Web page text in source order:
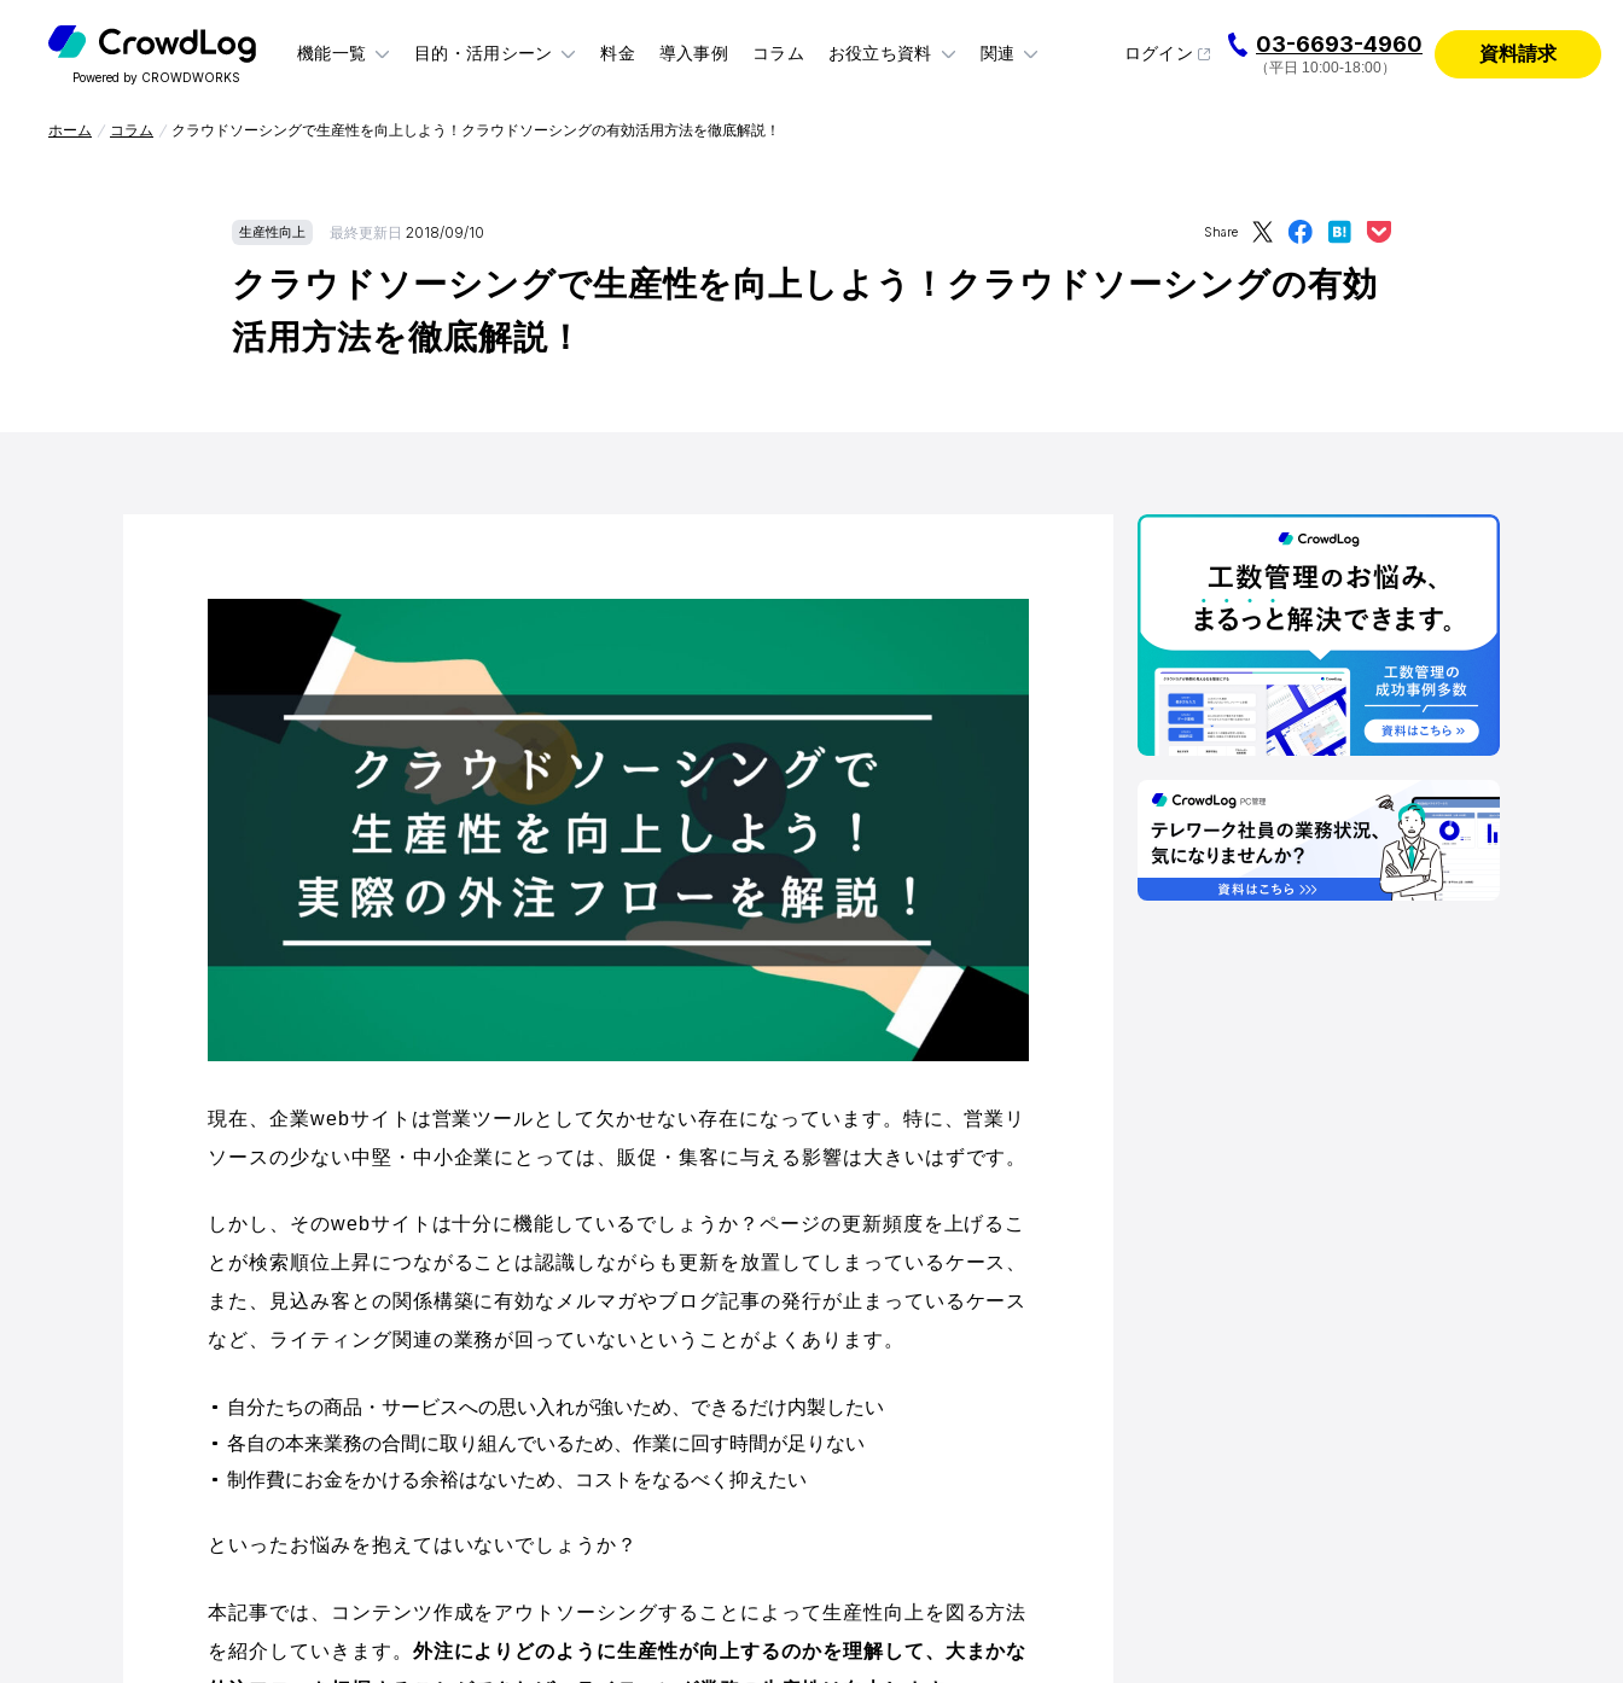
Powered by CROWDWORKS
機能一覧 目的・活用シーン 料金 導入事例 コラム お役立ち資料 関連 ログイン 03-6693-4960
（平日 10:00-18:00）
資料請求
ホーム コラム クラウドソーシングで生産性を向上しよう！クラウドソーシングの有効活用方法を徹底解説！
生産性向上 最終更新日 2018/09/10
クラウドソーシングで生産性を向上しよう！クラウドソーシングの有効
活用方法を徹底解説！
Share
現在、企業webサイトは営業ツールとして欠かせない存在になっています。特に、営業リ
ソースの少ない中堅・中小企業にとっては、販促・集客に与える影響は大きいはずです。
しかし、そのwebサイトは十分に機能しているでしょうか？ページの更新頻度を上げるこ
とが検索順位上昇につながることは認識しながらも更新を放置してしまっているケース、
また、見込み客との関係構築に有効なメルマガやブログ記事の発行が止まっているケース
など、ライティング関連の業務が回っていないということがよくあります。
自分たちの商品・サービスへの思い入れが強いため、できるだけ内製したい
各自の本来業務の合間に取り組んでいるため、作業に回す時間が足りない
制作費にお金をかける余裕はないため、コストをなるべく抑えたい
といったお悩みを抱えてはいないでしょうか？
本記事では、コンテンツ作成をアウトソーシングすることによって生産性向上を図る方法
を紹介していきます。 外注によりどのように生産性が向上するのかを理解して、大まかな